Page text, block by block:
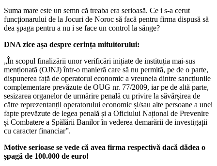
Suma mare este un semn că treaba era serioasă. Ce i s-a cerut
funcționarului de la Jocuri de Noroc să facă pentru firma dispusă să
dea șpaga pentru a nu i se face un control la sânge?
DNA zice așa despre cerința mituitorului:
„În scopul finalizării unor verificări inițiate de instituția mai-sus
menționată (OJNJ) într-o manieră care să nu permită, pe de o parte,
dispunerea față de operatorul economic a vreuneia dintre sancțiunile
complementare prevăzute de OUG nr. 77/2009, iar pe de altă parte,
sesizarea organelor de urmărire penală cu privire la săvârșirea de
către reprezentanții operatorului economic și/sau alte persoane a unei
fapte prevăzute de legea penală și a Oficiului Național de Prevenire
și Combatere a Spălării Banilor în vederea demarării de investigații
cu caracter financiar”.
Motive serioase se vede că avea firma respectivă dacă dădea o
șpagă de 100.000 de euro!